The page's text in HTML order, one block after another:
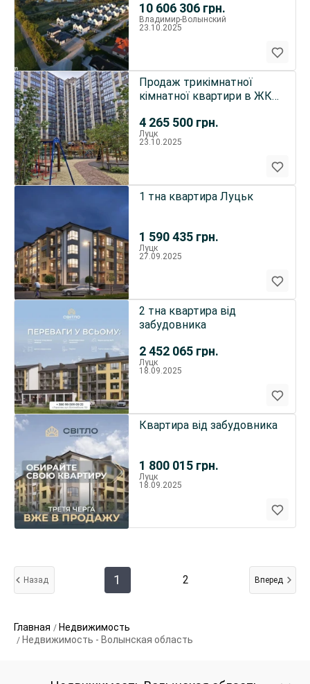
10 606 306 грн.
Владимир-Волынский
23.10.2025
4 265 500 грн.
Продаж трикімнатної
кімнатної квартири в ЖК
Луцк
23.10.2025
1 590 435 грн.
1 тна квартира Луцьк
Луцк
27.09.2025
2 452 065 грн.
2 тна квартира від
забудовника
Луцк
18.09.2025
1 800 015 грн.
Квартира від забудовника
Луцк
18.09.2025
Назад 1 2 Вперед
Главная
Недвижимость
Недвижимость - Волынская область